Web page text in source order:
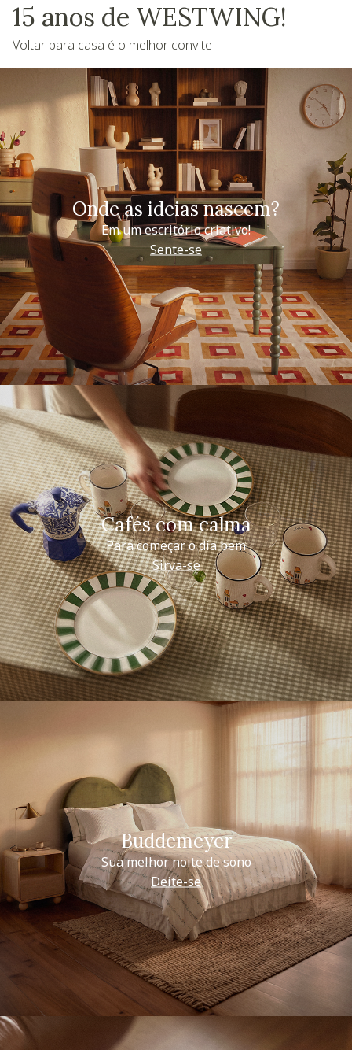
15 anos de WESTWING!
Voltar para casa é o melhor convite
Onde as ideias nascem?
Em um escritório criativo!
Sente-se
Cafés com calma
Para começar o dia bem
Sirva-se
Buddemeyer
Sua melhor noite de sono
Deite-se